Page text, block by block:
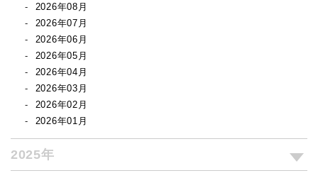
2026年08月
2026年07月
2026年06月
2026年05月
2026年04月
2026年03月
2026年02月
2026年01月
2025年